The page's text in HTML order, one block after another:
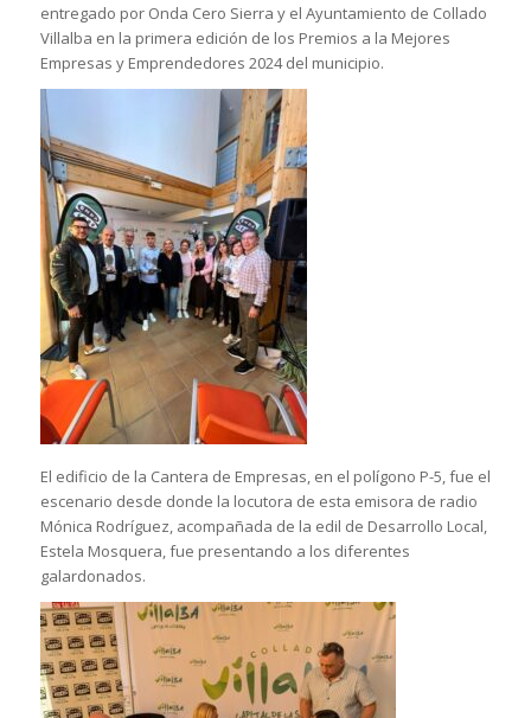
entregado por Onda Cero Sierra y el Ayuntamiento de Collado
Villalba en la primera edición de los Premios a la Mejores
Empresas y Emprendedores 2024 del municipio.
El edificio de la Cantera de Empresas, en el polígono P-5, fue el
escenario desde donde la locutora de esta emisora de radio
Mónica Rodríguez, acompañada de la edil de Desarrollo Local,
Estela Mosquera, fue presentando a los diferentes
galardonados.